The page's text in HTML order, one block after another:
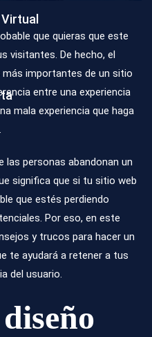
que quieras que este
visitantes. De hecho, el
más importantes de un sitio
entre una experiencia
mala experiencia que haga
las personas abandonan un
significa que si tu sitio web
que estés perdiendo
Por eso, en este
y trucos para hacer un
te ayudará a retener a tus
del usuario.